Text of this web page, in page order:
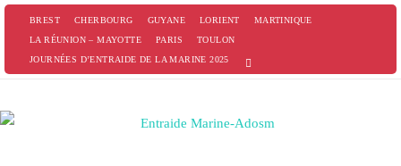
PasserBREST CHERBOURG GUYANE LORIENT
MARTINIQUE
LA RÉUNION – MAYOTTE
PARIS
TOULON
JOURNÉES D’ENTRAIDE DE LA MARINE 2025